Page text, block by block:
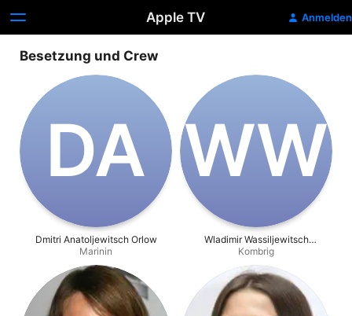
Apple TV Anmelden
Besetzung und Crew
D‌A
Dmitri Anatoljewitsch Orlow
Marinin
W‌W
Wladimir Wassiljewitsch
Gostjuchin
Kombrig